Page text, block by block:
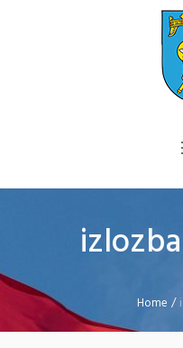
Home /